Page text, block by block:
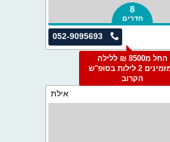
8
חדרים
052-9095693
החל מ8500 ₪ ללילה
למזמינים 2 לילות בסופ"ש
הקרוב
אילת